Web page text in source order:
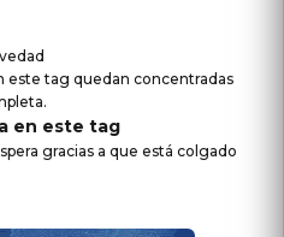
este tag quedan concentradas
en este tag
gracias a que está colgado